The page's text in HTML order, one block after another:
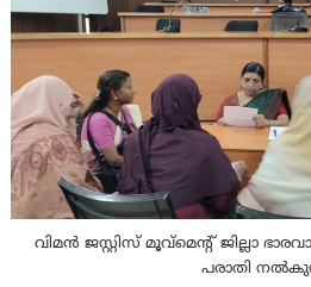
വിമൻ ജസ്റ്റിസ് മൂവ്‌മെന്റ് ജില്ലാ
പരാതി